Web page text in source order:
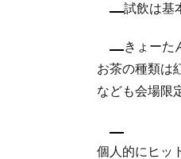
試飲は基
きょーた
お茶の種類は
なども会場限
個人的にヒッ